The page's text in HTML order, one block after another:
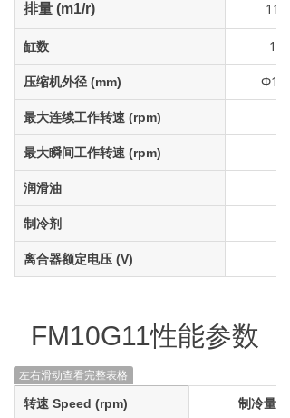
排量 (m1/r) 110
缸数 10
压缩机外径 (mm) Φ112
最大连续工作转速 (rpm)
最大瞬间工作转速 (rpm)
润滑油
制冷剂
离合器额定电压 (V)
FM10G11性能参数
左右滑动查看完整表格
转速 Speed (rpm) 制冷量